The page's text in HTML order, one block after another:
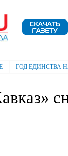
ГОД ЕДИНСТВА